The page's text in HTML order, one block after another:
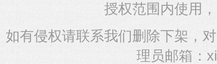
授权范围内使用
如有侵权请联系我们删除下架，
理员邮箱：